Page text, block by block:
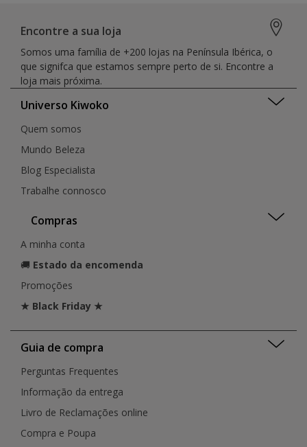
Encontre a sua loja
Somos uma família de +200 lojas na Península Ibérica, o
que signifca que estamos sempre perto de si. Encontre a
loja mais próxima.
Universo Kiwoko
Quem somos
Mundo Beleza
Blog Especialista
Trabalhe connosco
Compras
A minha conta
🚚 Estado da encomenda
Promoções
★ Black Friday ★
Guia de compra
Perguntas Frequentes
Informação da entrega
Livro de Reclamações online
Compra e Poupa